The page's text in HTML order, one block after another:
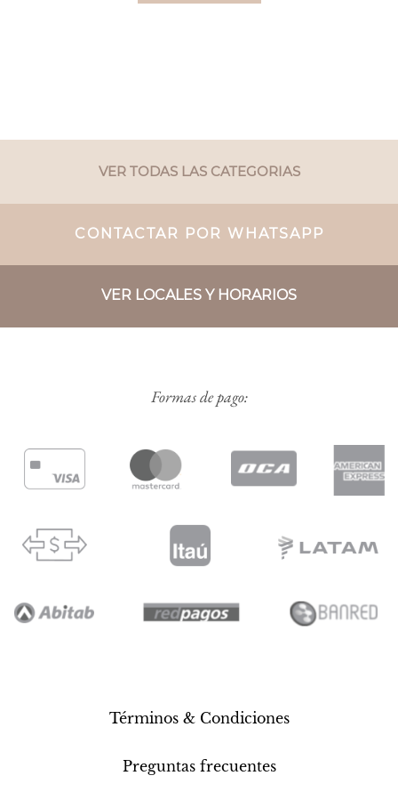
VER TODAS LAS CATEGORIAS
CONTACTAR POR WHATSAPP
VER LOCALES Y HORARIOS
Formas de pago:
Términos & Condiciones
Preguntas frecuentes